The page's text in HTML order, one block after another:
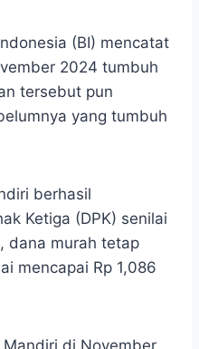
(BI) mencatat
2024 tumbuh
tersebut pun
yang tumbuh
berhasil
Ketiga (DPK) senilai
dana murah tetap
mencapai Rp 1,086